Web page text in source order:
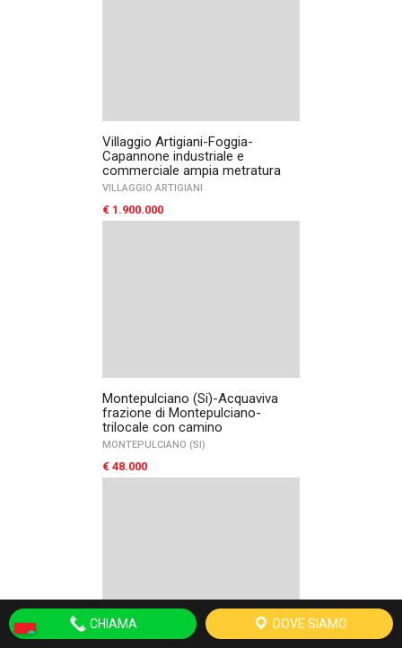
Villaggio Artigiani-Foggia-
Capannone industriale e
commerciale ampia metratura
VILLAGGIO ARTIGIANI
€ 1.900.000
Montepulciano (Si)-Acquaviva
frazione di Montepulciano-
trilocale con camino
MONTEPULCIANO (SI)
€ 48.000
CHIAMA DOVE SIAMO